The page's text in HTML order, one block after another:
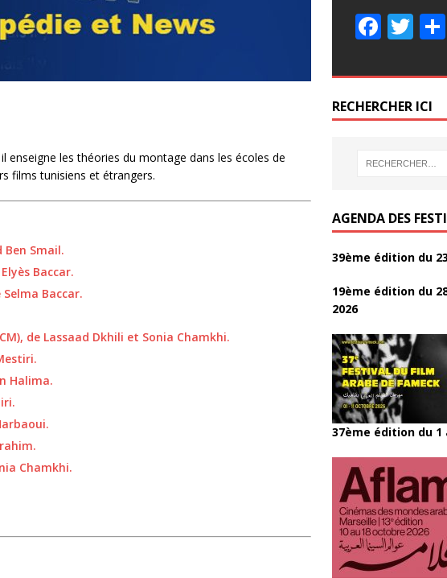
enseigne les théories du montage dans les écoles de
films tunisiens et étrangers.
Ben Smail.
Baccar.
Selma Baccar.
de Lassaad Dkhili et Sonia Chamkhi.
Halima.
Chamkhi.
F
e
b
o
o
T
itt
er
P
RECHERCHER ICI
AGENDA DES
39ème édition du
19ème édition du
2026
37ème édition du 1